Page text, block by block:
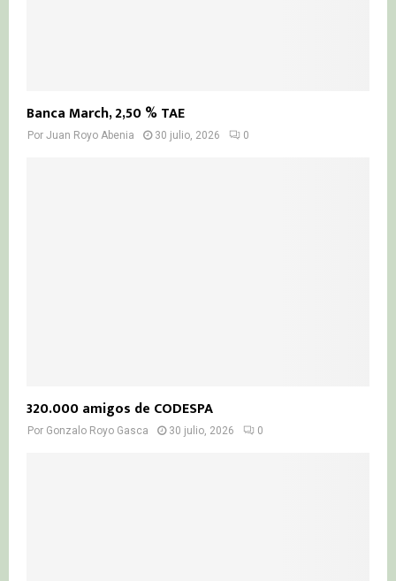
Banca March, 2,50 % TAE
Por Juan Royo Abenia 30 julio, 2026 0
320.000 amigos de CODESPA
Por Gonzalo Royo Gasca 30 julio, 2026 0